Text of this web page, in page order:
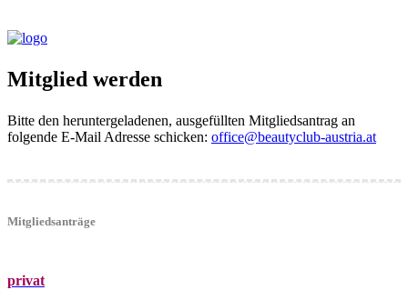
Mitglied werden
Bitte den heruntergeladenen, ausgefüllten Mitgliedsantrag an
folgende E-Mail Adresse schicken: office@beautyclub-austria.at
Mitgliedsanträge
privat